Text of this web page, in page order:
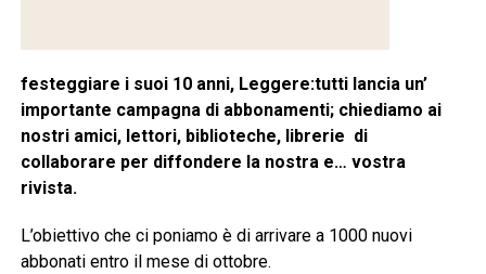
festeggiare i suoi 10 anni, Leggere:tutti lancia un’
importante campagna di abbonamenti; chiediamo ai
nostri amici, lettori, biblioteche, librerie di
collaborare per diffondere la nostra e… vostra
rivista.
L’obiettivo che ci poniamo è di arrivare a 1000 nuovi
abbonati entro il mese di ottobre.